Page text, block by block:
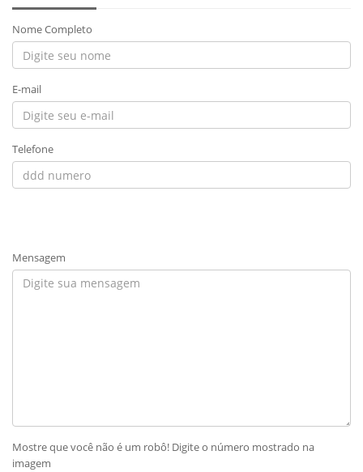
Nome Completo
E-mail
Telefone
Mensagem
Mostre que você não é um robô! Digite o número mostrado na
imagem